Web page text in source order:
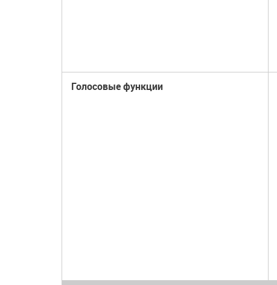
Голосовые функции